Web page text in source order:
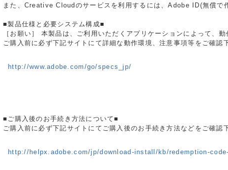
また、Creative Cloudのサービスを利用するには、Adobe ID(無償で
■製品仕様と必要システム構成■
［お願い］ 本製品は、ご利用いただくアプリケーションによって、動
ご購入前に必ず下記サイトにて詳細な動作環境、注意事項等をご確認
http://www.adobe.com/go/specs_jp/
■ご購入後のお手続き方法について■
ご購入前に必ず下記サイトにてご購入後のお手続き方法などをご確認
http://helpx.adobe.com/jp/download-install/kb/redemption-